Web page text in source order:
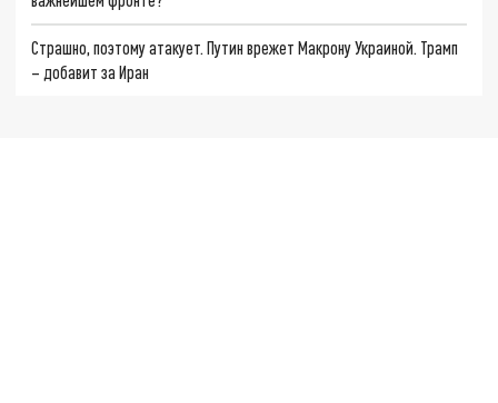
Страшно, поэтому атакует. Путин врежет Макрону Украиной. Трамп
– добавит за Иран